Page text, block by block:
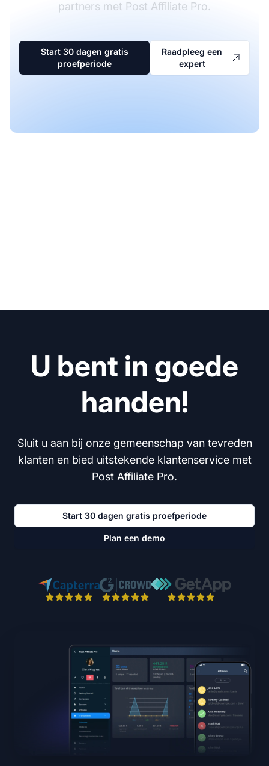
partners met Post Affiliate Pro.
Start 30 dagen gratis
proefperiode
Raadpleeg een
expert
U bent in goede
handen!
Sluit u aan bij onze gemeenschap van tevreden
klanten en bied uitstekende klantenservice met
Post Affiliate Pro.
Start 30 dagen gratis proefperiode
Plan een demo